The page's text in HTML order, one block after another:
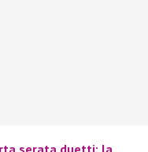
serata duetti: la